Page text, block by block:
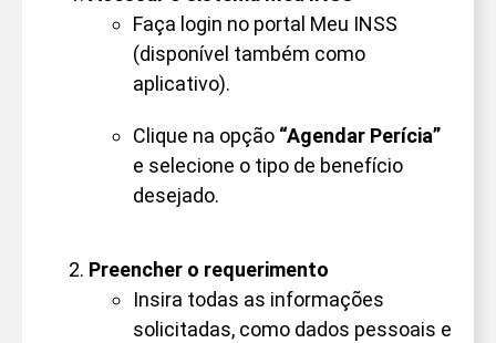
Faça login no portal Meu INSS
(disponível também como
aplicativo).
Clique na opção “Agendar Perícia”
e selecione o tipo de benefício
desejado.
Preencher o requerimento
Insira todas as informações
solicitadas, como dados pessoais e